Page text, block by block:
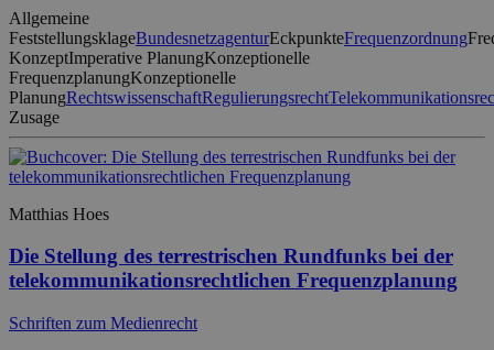
Allgemeine
FeststellungsklageBundesnetzagenturEckpunkteFrequenzordnung
KonzeptImperative PlanungKonzeptionelle
FrequenzplanungKonzeptionelle
PlanungRechtswissenschaftRegulierungsrecht
Zusage
Matthias Hoes
Die Stellung des terrestrischen Rundfunks bei der
telekommunikationsrechtlichen Frequenzplanung
Schriften zum Medienrecht